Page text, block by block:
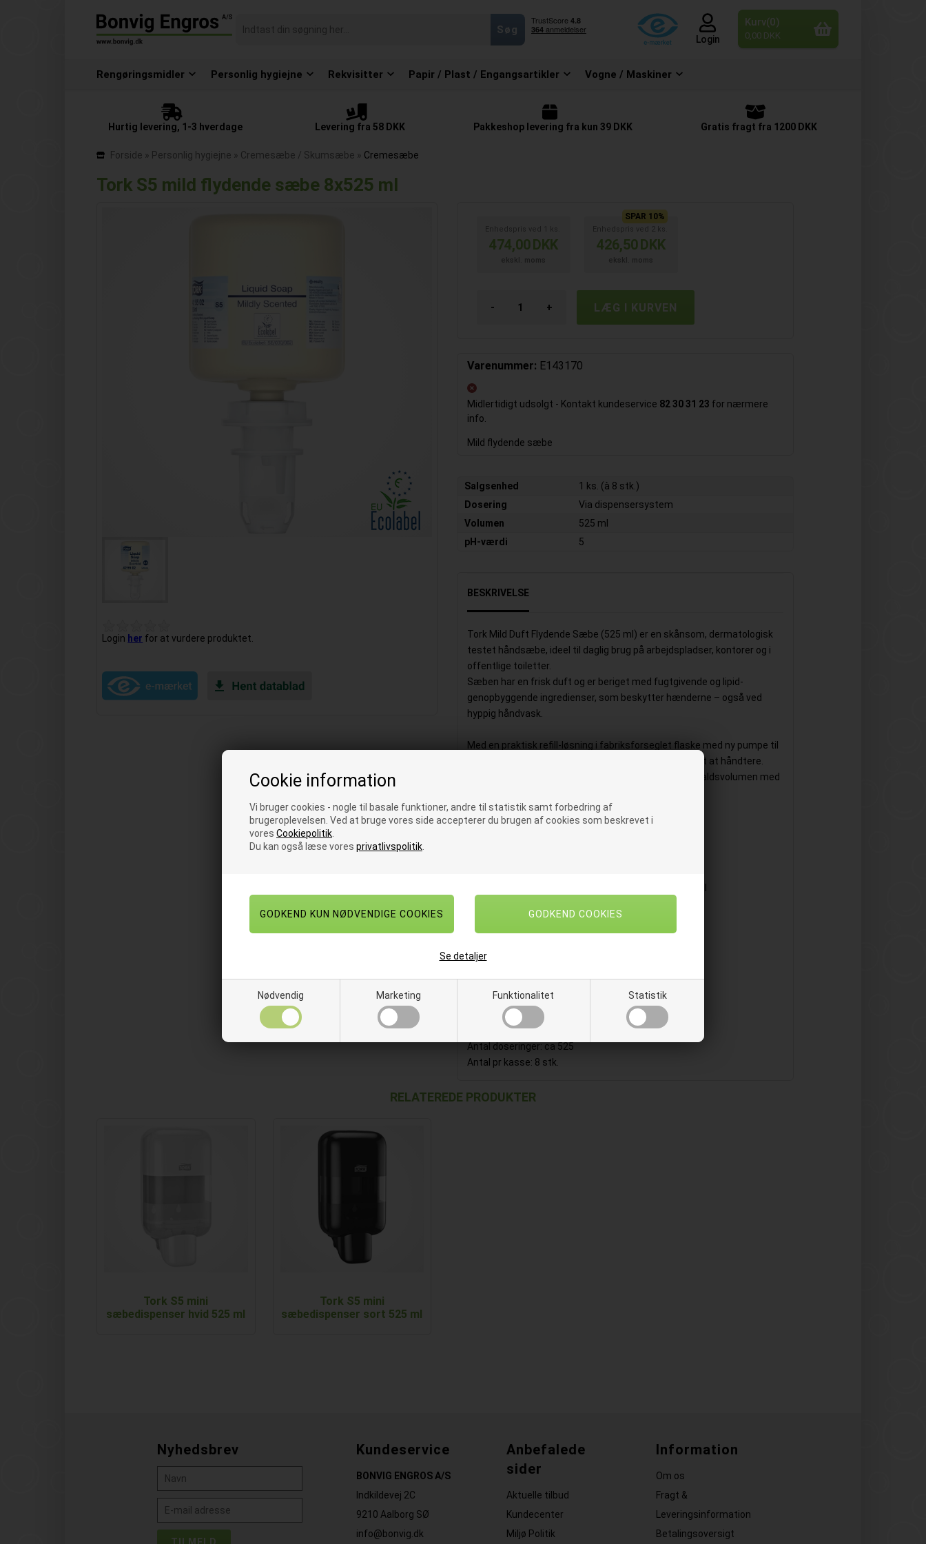
Cookie information
Vi bruger cookies - nogle til basale funktioner, andre til statistik samt forbedring af
brugeroplevelsen. Ved at bruge vores side accepterer du brugen af cookies som beskrevet i
vores Cookiepolitik
Du kan også læse vores privatlivspolitik
Nødvendig Marketing Funktionalitet Statistik
Se detaljer
Login
Kurv(0)
0,00 DKK
Rengøringsmidler Personlig hygiejne Rekvisitter Papir / Plast / Engangsartikler Vogne / Maskiner
Hurtig levering, 1-3 hverdage Levering fra 58 DKK Pakkeshop levering fra kun 39 DKK Gratis fragt fra 1200 DKK
Forside » Personlig hygiejne » Cremesæbe / Skumsæbe » Cremesæbe
Tork S5 mild flydende sæbe 8x525 ml
Login her for at vurdere produktet.
474,00DKK
SPAR 10%
426,50DKK
- +
Varenummer: E143170
Midlertidigt udsolgt - Kontakt kundeservice 82 30 31 23 for nærmere
info.
Mild flydende sæbe
Salgsenhed
1 ks. (à 8 stk.)
Dosering
Via dispensersystem
Volumen
525 ml
pH-værdi
5
BESKRIVELSE
Tork Mild Duft Flydende Sæbe (525 ml) er en skånsom, dermatologisk
testet håndsæbe, ideel til daglig brug på arbejdspladser, kontorer og i
offentlige toiletter.
Sæben har en frisk duft og er beriget med fugtgivende og lipid-
genopbyggende ingredienser, som beskytter hænderne – også ved
hyppig håndvask.
Med en praktisk refill-løsning i fabriksforseglet flaske med ny pumpe til
hver udskiftning, er produktet både hygiejnisk og nemt at håndtere.
Flasken kan komprimeres efter brug og reducerer affaldsvolumen med
✅ Frisk duft og perlemorglans
✅ EU-miljømærket og certificeret produktion
✅ Nem at bruge – certificeret af Gigtforeningen
Duft: Mild frisk
Volumen: 525 ml
Mængde pr dosering: 1 ml
pH-værdi: ca. 5
Antal doseringer: ca 525
Antal pr kasse: 8 stk.
RELATEREDE PRODUKTER
Tork S5 mini
sæbedispenser hvid 525 ml
Tork S5 mini
sæbedispenser sort 525 ml
Nyhedsbrev Kundeservice
BONVIG ENGROS A/S
Indkildevej 2C
9210 Aalborg SØ
info@bonvig.dk
Anbefalede
sider
Aktuelle tilbud
Kundecenter
Miljø Politik
Information
Om os
Fragt &
Leveringsinformation
Betalingsoversigt